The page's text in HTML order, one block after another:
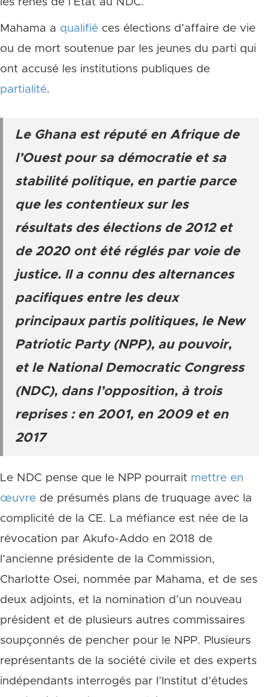
Mahama a qualifié ces élections d’affaire de vie
ou de mort soutenue par les jeunes du parti qui
ont accusé les institutions publiques de
partialité.
Le Ghana est réputé en Afrique de
l’Ouest pour sa démocratie et sa
stabilité politique, en partie parce
que les contentieux sur les
résultats des élections de 2012 et
de 2020 ont été réglés par voie de
justice. Il a connu des alternances
pacifiques entre les deux
principaux partis politiques, le New
Patriotic Party (NPP), au pouvoir,
et le National Democratic Congress
(NDC), dans l’opposition, à trois
reprises : en 2001, en 2009 et en
2017
Le NDC pense que le NPP pourrait mettre en
œuvre de présumés plans de truquage avec la
complicité de la CE. La méfiance est née de la
révocation par Akufo-Addo en 2018 de
l’ancienne présidente de la Commission,
Charlotte Osei, nommée par Mahama, et de ses
deux adjoints, et la nomination d’un nouveau
président et de plusieurs autres commissaires
soupçonnés de pencher pour le NPP. Plusieurs
représentants de la société civile et des experts
indépendants interrogés par l’Institut d’études